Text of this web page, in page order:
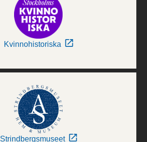
Kvinnohistoriska
Strindbergsmuseet